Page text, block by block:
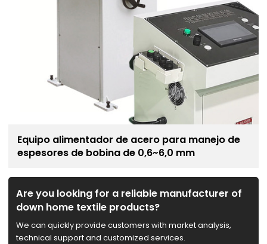
Equipo alimentador de acero para manejo de
espesores de bobina de 0,6~6,0 mm
Are you looking for a reliable manufacturer of
down home textile products?
We can quickly provide customers with market analysis,
technical support and customized services.